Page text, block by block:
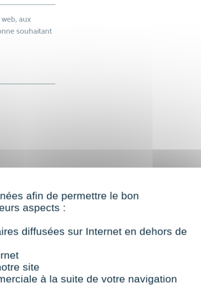
aux
souhaitant
afin de permettre le bon
aspects :
diffusées sur Internet en dehors de
site
à la suite de votre navigation